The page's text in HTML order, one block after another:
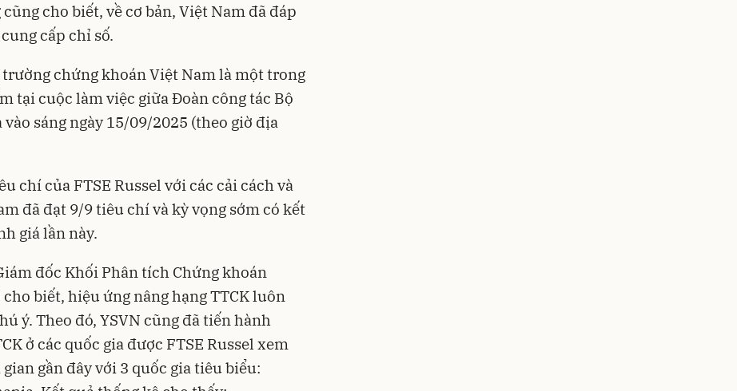
cho biết, về cơ bản, Việt Nam đã đáp
cấp chỉ số.
chứng khoán Việt Nam là một trong
tại cuộc làm việc giữa Đoàn công tác Bộ
sáng ngày 15/09/2025 (theo giờ địa
chí của FTSE Russel với các cải cách và
đã đạt 9/9 tiêu chí và kỳ vọng sớm có kết
giá lần này.
đốc Khối Phân tích Chứng khoán
biết, hiệu ứng nâng hạng TTCK luôn
ý. Theo đó, YSVN cũng đã tiến hành
ở các quốc gia được FTSE Russel xem
gần đây với 3 quốc gia tiêu biểu: